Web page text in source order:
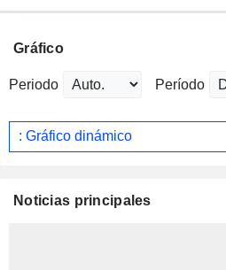
Gráfico
Periodo Período
: Gráfico dinámico
Noticias principales